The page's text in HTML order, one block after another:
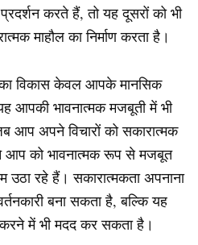
करते हैं, तो यह दूसरों को भी
माहौल का निर्माण करता है।
विकास केवल आपके मानसिक
आपकी भावनात्मक मजबूती में भी
आप अपने विचारों को सकारात्मक
आप को भावनात्मक रूप से मजबूत
उठा रहे हैं। सकारात्मकता अपनाना
बना सकता है, बल्कि यह
में भी मदद कर सकता है।